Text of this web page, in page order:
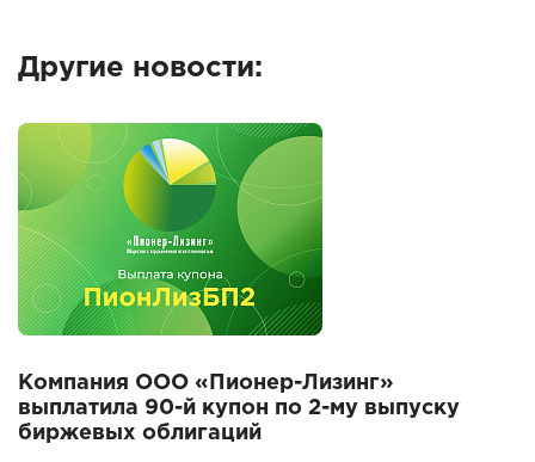
Другие новости:
Компания ООО «Пионер-Лизинг»
выплатила 90-й купон по 2-му выпуску
биржевых облигаций